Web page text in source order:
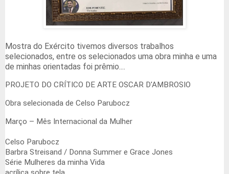
Mostra do Exército tivemos diversos trabalhos
selecionados, entre os selecionados uma obra minha e uma
de minhas orientadas foi prêmio....
PROJETO DO CRÍTICO DE ARTE OSCAR D'AMBROSIO
Obra selecionada de Celso Parubocz
Março – Mês Internacional da Mulher
Celso Parubocz
Barbra Streisand / Donna Summer e Grace Jones
Série Mulheres da minha Vida